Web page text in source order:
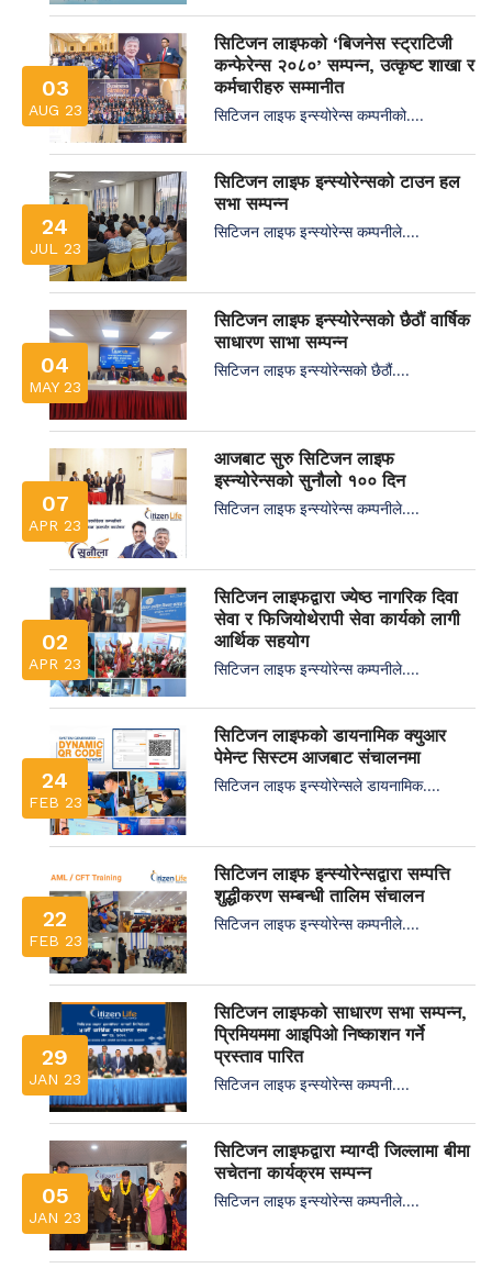
03
AUG 23
सिटिजन लाइफको ‘बिजनेस स्ट्राटिजी
कन्फेरेन्स २०८०’ सम्पन्न, उत्कृष्ट शाखा र
कर्मचारीहरु सम्मानीत
सिटिजन लाइफ इन्स्योरेन्स कम्पनीको....
24
JUL 23
सिटिजन लाइफ इन्स्योरेन्सको टाउन हल
सभा सम्पन्न
सिटिजन लाइफ इन्स्योरेन्स कम्पनीले....
04
MAY 23
सिटिजन लाइफ इन्स्योरेन्सको छैठौं वार्षिक
साधारण साभा सम्पन्न
सिटिजन लाइफ इन्स्योरेन्सको छैठौं....
07
APR 23
आजबाट सुरु सिटिजन लाइफ
इस्न्योरेन्सको सुनौलो १०० दिन
सिटिजन लाइफ इन्स्योरेन्स कम्पनीले....
02
APR 23
सिटिजन लाइफद्वारा ज्येष्ठ नागरिक दिवा
सेवा र फिजियोथेरापी सेवा कार्यको लागी
आर्थिक सहयोग
सिटिजन लाइफ इन्स्योरेन्स कम्पनीले....
24
FEB 23
सिटिजन लाइफको डायनामिक क्युआर
पेमेन्ट सिस्टम आजबाट संचालनमा
सिटिजन लाइफ इन्स्योरेन्सले डायनामिक....
22
FEB 23
सिटिजन लाइफ इन्स्योरेन्सद्वारा सम्पत्ति
शुद्धीकरण सम्बन्धी तालिम संचालन
सिटिजन लाइफ इन्स्योरेन्स कम्पनीले....
29
JAN 23
सिटिजन लाइफको साधारण सभा सम्पन्न,
प्रिमियममा आइपिओ निष्काशन गर्ने
प्रस्ताव पारित
सिटिजन लाइफ इन्स्योरेन्स कम्पनी....
05
JAN 23
सिटिजन लाइफद्वारा म्याग्दी जिल्लामा बीमा
सचेतना कार्यक्रम सम्पन्न
सिटिजन लाइफ इन्स्योरेन्स कम्पनीले....